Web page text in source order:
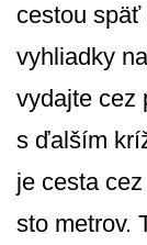
cestou
vyhliadky
vydajte cez
s ďalším
je cesta
sto metrov.